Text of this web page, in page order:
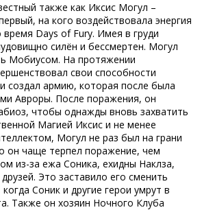
также как Иксис Могул –
на кого воздействовала энергия
Days of Fury. Имея в груди
силён и бессмертен. Могул
Мобиусом. На протяжении
свои способности
создал армию, которая после была
Авроры. После поражения, он
чтобы однажды вновь захватить
Магией Иксис и не менее
Могул не раз был на грани
он чаще терпел поражение, чем
из-за ежа Соника, ехидны Наклза,
Это заставило его сменить
Соник и другие герои умрут в
Также он хозяин Ночного Клуба